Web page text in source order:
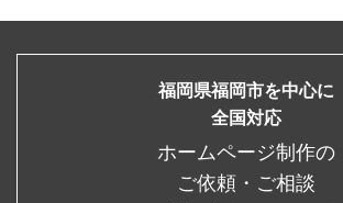
福岡県福岡市を中心に
全国対応
ホームページ制作の
ご依頼・ご相談